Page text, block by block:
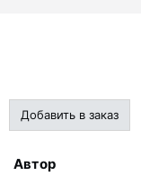
Добавить в заказ
Автор